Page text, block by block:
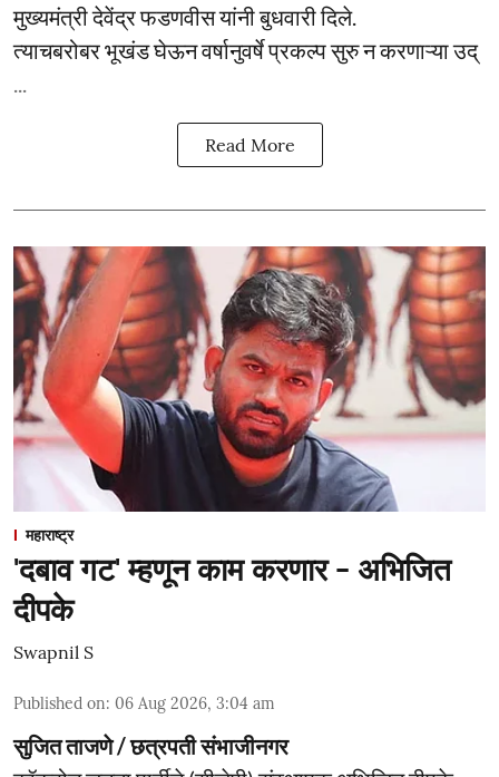
मुख्यमंत्री देवेंद्र फडणवीस यांनी बुधवारी दिले.
त्याचबरोबर भूखंड घेऊन वर्षानुवर्षे प्रकल्प सुरु न करणाऱ्या उद्
Read More
महाराष्ट्र
'दबाव गट' म्हणून काम करणार - अभिजित
दीपके
Swapnil S
Published on: 06 Aug 2026, 3:04 am
सुजित ताजणे / छत्रपती संभाजीनगर